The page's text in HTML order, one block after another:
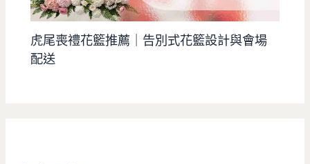
虎尾喪禮花籃推薦｜告別式花籃設計與會場
配送